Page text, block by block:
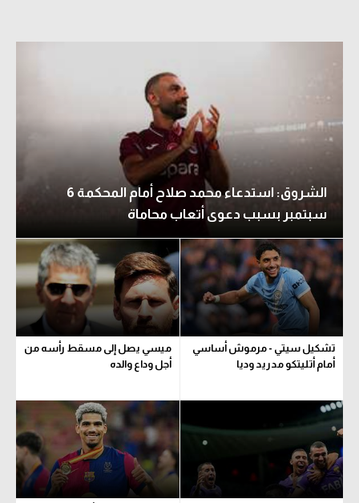
الشروق: استدعاء محمد صلاح أمام المحكمة 6
سبتمبر بسبب دعوى أتعاب محاماة
تشكيل سيتي - مرموش أساسي
أمام أتليتكو مدريد وديا
ميسي يصل إلى مسقط رأسه من
أجل وداع والده